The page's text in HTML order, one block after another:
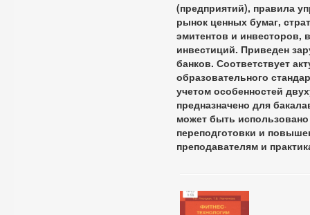
(предприятий), правила
рынок ценных бумаг,
эмитентов и
инвестиций. Приведен
банков. Соответствует
образовательного
учетом особенностей
предназначено для
может быть
переподготовки и
преподавателям и